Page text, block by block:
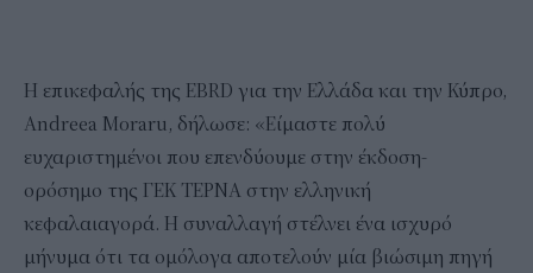
Η επικεφαλής της EBRD για την Ελλάδα και την Κύπρο,
Andreea Moraru, δήλωσε: «Είμαστε πολύ
ευχαριστημένοι που επενδύουμε στην έκδοση-
ορόσημο της ΓΕΚ ΤΕΡΝΑ στην ελληνική
κεφαλαιαγορά. Η συναλλαγή στέλνει ένα ισχυρό
μήνυμα ότι τα ομόλογα αποτελούν μία βιώσιμη πηγή